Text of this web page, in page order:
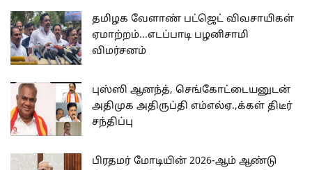
தமிழக வேளாண் பட்ஜெட் விவசாயிகள்
ஏமாற்றம்...எடப்பாடி பழனிசாமி
விமர்சனம்
புஸ்ஸி ஆனந்த், செங்கோட்டையனுடன்
அதிமுக அதிருப்தி எம்எல்ஏ.,க்கள் திடீர்
சந்திப்பு
பிரதமர் மோடியின் 2026-ஆம் ஆண்டு